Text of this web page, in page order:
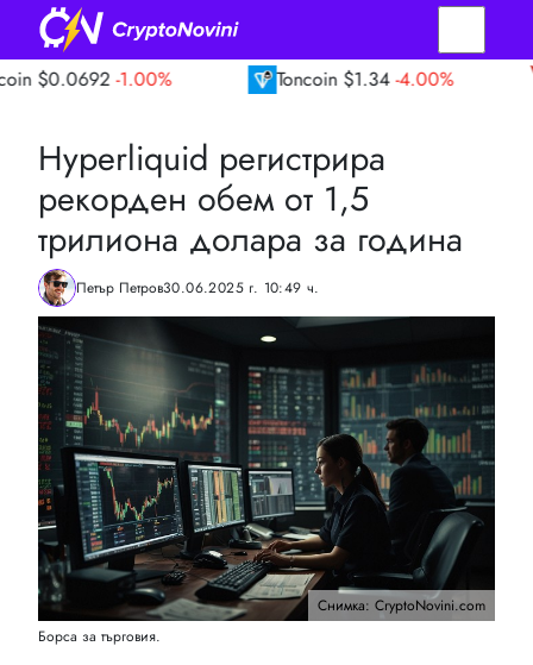
-1.00% Toncoin $1.34 -4.00%
Hyperliquid регистрира
рекорден обем от 1,5
трилиона долара за година
Петър Петров30.06.2025 г. 10:49 ч.
Снимка: CryptoNovini.com
Борса за търговия.